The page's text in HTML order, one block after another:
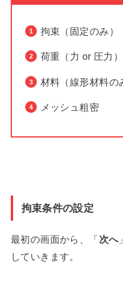
拘束（固定のみ）
荷重（力 or 圧力）
材料（線形材料の
メッシュ粗密
拘束条件の設定
最初の画面から、「 次へ
していきます。